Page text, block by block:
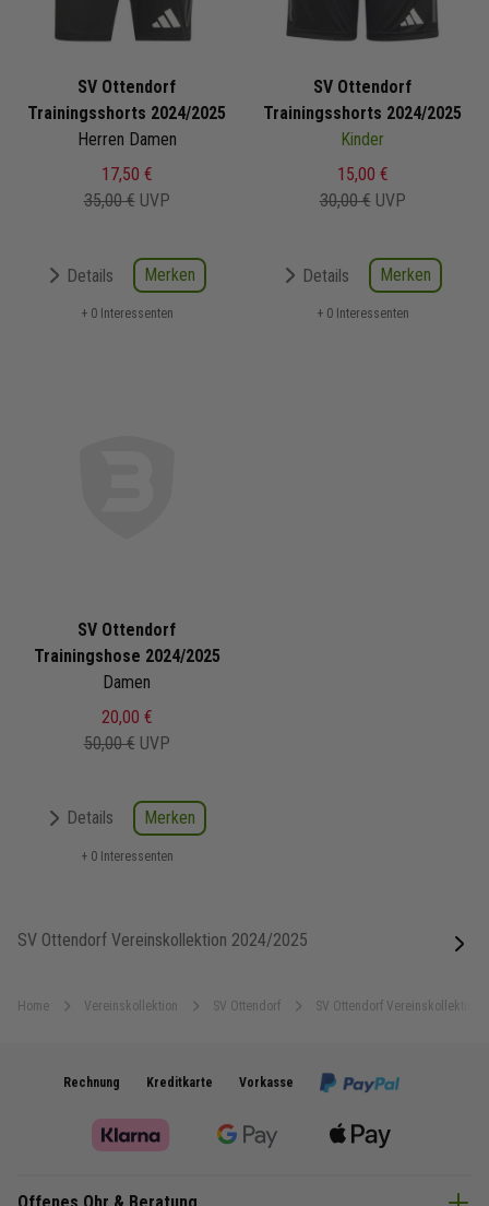
Home Vereinskollektion SV Ottendorf SV Ottendorf Vereinskollektion
SV Ottendorf
Trainingsshorts 2024/2025
Herren Damen
17,50 €
35,00 € UVP
Details Merken
+ 0 Interessenten
SV Ottendorf
Trainingsshorts 2024/2025
Kinder
15,00 €
30,00 € UVP
Details Merken
+ 0 Interessenten
SV Ottendorf
Trainingshose 2024/2025
Damen
20,00 €
50,00 € UVP
Details Merken
+ 0 Interessenten
Rechnung Kreditkarte Vorkasse
SV Ottendorf Vereinskollektion 2024/2025